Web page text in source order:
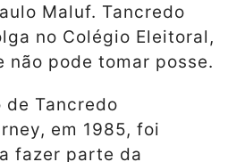
Maluf. Tancredo
no Colégio Eleitoral,
não pode tomar posse.
de Tancredo
em 1985, foi
fazer parte da